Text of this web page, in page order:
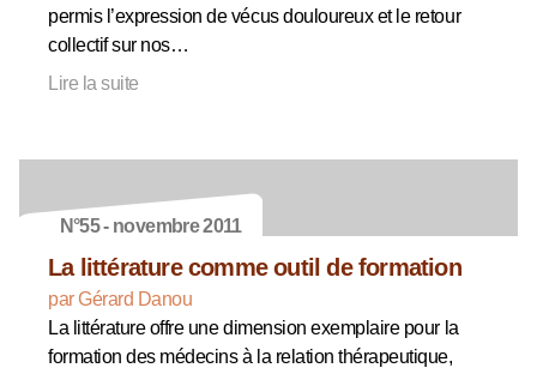
permis l’expression de vécus douloureux et le retour
collectif sur nos…
Lire la suite
N°55 - novembre 2011
La littérature comme outil de formation
par Gérard Danou
La littérature offre une dimension exemplaire pour la
formation des médecins à la relation thérapeutique,